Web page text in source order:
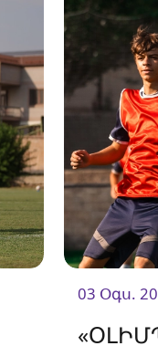
03 Օգս.